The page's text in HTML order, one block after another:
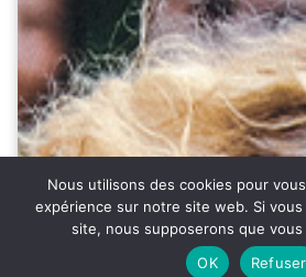
ACCÈS
27°
Nous utilisons des cookies pour
expérience sur notre site web. Si
site, nous supposerons que
OK
Refuser